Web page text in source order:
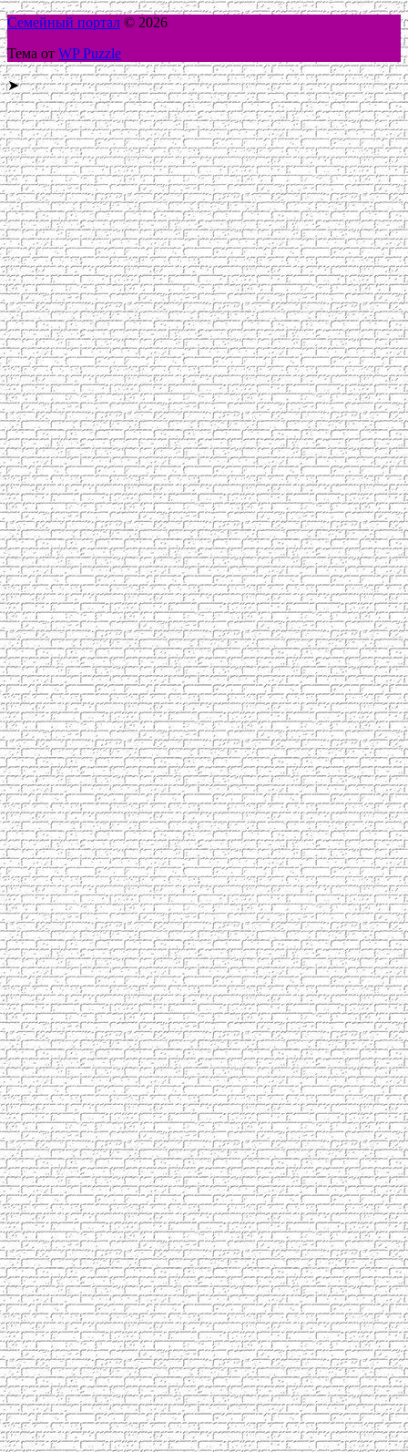
Семейный портал © 2026
Тема от WP Puzzle
➤